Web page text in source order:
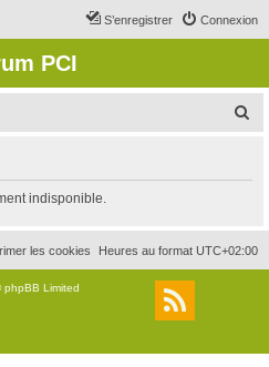
Connexion
S’enregistrer
PCI
r
c
r
indisponible.
Heures au format UTC+02:00
les cookies
Limited